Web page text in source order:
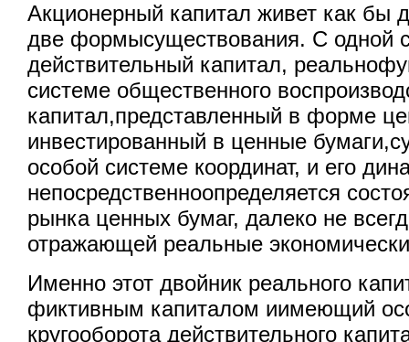
Акционерный капитал живет как бы
две формысуществования. С одной
действительный капитал,
системе общественного
капитал,представленный в форме
инвестированный в ценные
особой системе координат, и его
непосредственноопределяется
рынка ценных бумаг, далеко не
отражающей реальные
Именно этот двойник реального
фиктивным капиталом иимеющий
кругооборота действительного